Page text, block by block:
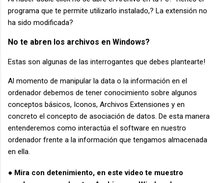
programa que te permite utilizarlo instalado,? La extensión no
ha sido modificada?
No te abren los archivos en Windows?
Estas son algunas de las interrogantes que debes plantearte!
Al momento de manipular la data o la información en el
ordenador debemos de tener conocimiento sobre algunos
conceptos básicos, Iconos, Archivos Extensiones y en
concreto el concepto de asociación de datos. De esta manera
entenderemos como interactúa el software en nuestro
ordenador frente a la información que tengamos almacenada
en ella.
● Mira con detenimiento, en este video te muestro